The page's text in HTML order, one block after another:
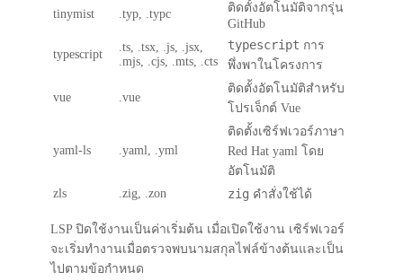
tinymist .typ, .typc
ติดตั้งอัตโนมัติจากรุ่น
GitHub
typescript
.ts, .tsx, .js, .jsx,
.mjs, .cjs, .mts, .cts
typescript การ
พึ่งพาในโครงการ
vue .vue
ติดตั้งอัตโนมัติสำหรับ
โปรเจ็กต์ Vue
yaml-ls .yaml, .yml
ติดตั้งเซิร์ฟเวอร์ภาษา
Red Hat yaml โดย
อัตโนมัติ
zls
.zig, .zon zig คำสั่งใช้ได้
LSP ปิดใช้งานเป็นค่าเริ่มต้น เมื่อเปิดใช้งาน เซิร์ฟเวอร์
จะเริ่มทำงานเมื่อตรวจพบนามสกุลไฟล์ข้างต้นและเป็น
ไปตามข้อกำหนด